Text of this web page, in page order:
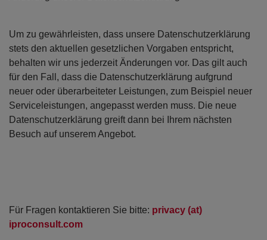
Um zu gewährleisten, dass unsere Datenschutzerklärung
stets den aktuellen gesetzlichen Vorgaben entspricht,
behalten wir uns jederzeit Änderungen vor. Das gilt auch
für den Fall, dass die Datenschutzerklärung aufgrund
neuer oder überarbeiteter Leistungen, zum Beispiel neuer
Serviceleistungen, angepasst werden muss. Die neue
Datenschutzerklärung greift dann bei Ihrem nächsten
Besuch auf unserem Angebot.
Für Fragen kontaktieren Sie bitte: privacy (at)
iproconsult.com